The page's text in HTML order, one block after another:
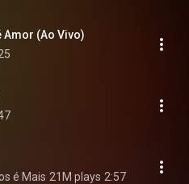
Amor (Ao Vivo)
é Mais 21M plays 2:57